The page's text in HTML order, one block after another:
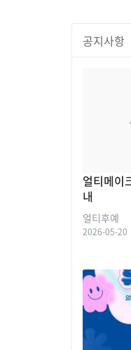
공지사항
얼티메이
내
얼티후예
2026-05-20